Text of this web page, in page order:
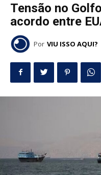
Tensão no
acordo entre
Por VIU ISSO AQUI?